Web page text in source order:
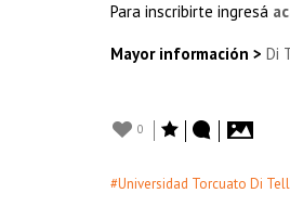
Para inscribirte ingresá
Mayor información > Di
0
#Universidad Torcuato Di